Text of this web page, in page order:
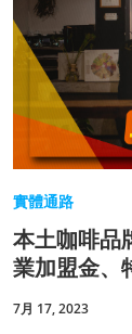
實體通路
本土咖啡品
業加盟金、
7月 17, 2023